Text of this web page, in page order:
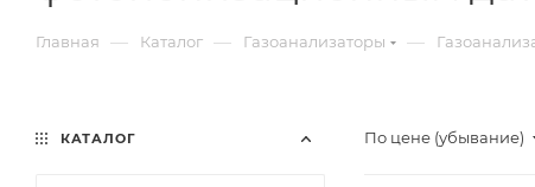
Главная — Каталог — Газоанализаторы —
По цене (убывание)
КАТАЛОГ